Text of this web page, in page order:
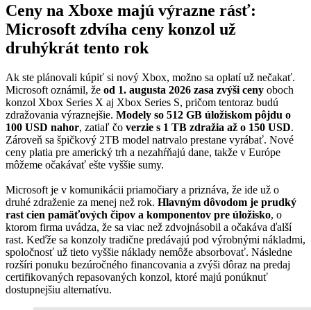
Ceny na Xboxe majú výrazne rásť:
Microsoft zdvíha ceny konzol už
druhýkrát tento rok
Ak ste plánovali kúpiť si nový Xbox, možno sa oplatí už nečakať.
Microsoft oznámil, že od 1. augusta 2026 zasa zvýši ceny oboch
konzol Xbox Series X aj Xbox Series S, pričom tentoraz budú
zdražovania výraznejšie. Modely so 512 GB úložiskom pôjdu o
100 USD nahor, zatiaľ čo verzie s 1 TB zdražia až o 150 USD.
Zároveň sa špičkový 2TB model natrvalo prestane vyrábať. Nové
ceny platia pre americký trh a nezahŕňajú dane, takže v Európe
môžeme očakávať ešte vyššie sumy.
Microsoft je v komunikácii priamočiary a priznáva, že ide už o
druhé zdraženie za menej než rok. Hlavným dôvodom je prudký
rast cien pamäťových čipov a komponentov pre úložisko, o
ktorom firma uvádza, že sa viac než zdvojnásobil a očakáva ďalší
rast. Keďže sa konzoly tradične predávajú pod výrobnými nákladmi,
spoločnosť už tieto vyššie náklady nemôže absorbovať. Následne
rozšíri ponuku bezúročného financovania a zvýši dôraz na predaj
certifikovaných repasovaných konzol, ktoré majú ponúknuť
dostupnejšiu alternatívu.